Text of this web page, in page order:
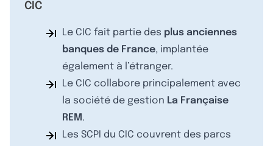
CIC
Le CIC fait partie des plus anciennes
banques de France, implantée
également à l’étranger.
Le CIC collabore principalement avec
la société de gestion La Française
REM .
Les SCPI du CIC couvrent des parcs